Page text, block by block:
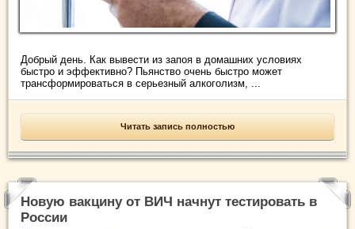
Добрый день. Как вывести из запоя в домашних условиях
быстро и эффективно? Пьянство очень быстро может
трансформироваться в серьезный алкоголизм, ...
Читать запись полностью
Новую вакцину от ВИЧ начнут тестировать в
России